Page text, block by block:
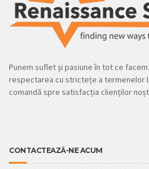
Punem suflet și pasiune în tot ce
respectarea cu strictețe a termenelor
comandă spre satisfacția clienților
CONTACTEAZĂ-NE ACUM